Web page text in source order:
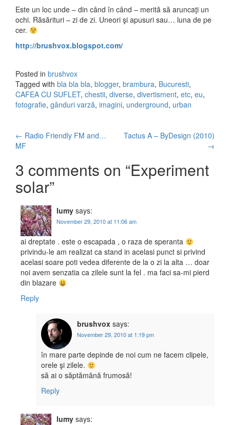
Este un loc unde – din când în când – merită să aruncaţi un
ochi. Răsărituri – zi de zi. Uneori şi apusuri sau… luna de pe
cer.
http://brushvox.blogspot.com/
Posted in brushvox
Tagged with bla bla bla, blogger, brambura, Bucuresti,
CAFEA CU SUFLET, chestii, diverse, divertisment, etc, eu,
fotografie, gânduri varză, imagini, underground, urban
Post navigation
← Radio Friendly FM and…
MF
Tactus A – ByDesign (2010)
→
3 comments on “Experiment
solar”
lumy says:
November 29, 2010 at 11:06 am
ai dreptate . este o escapada , o raza de speranta
privindu-le am realizat ca stand in acelasi punct si privind
acelasi soare poti vedea diferente de la o zi la alta … doar
noi avem senzatia ca zilele sunt la fel . ma faci sa-mi pierd
din blazare
Reply
brushvox says:
November 29, 2010 at 1:19 pm
în mare parte depinde de noi cum ne facem clipele,
orele şi zilele.
să ai o săptămână frumosă!
Reply
lumy says: